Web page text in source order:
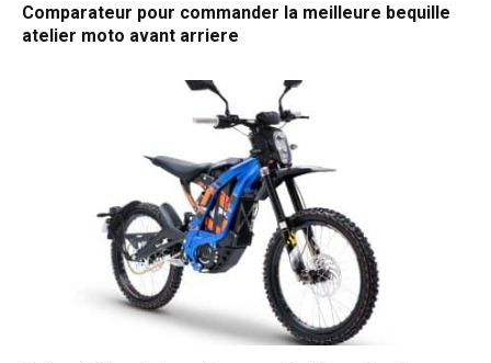
Comparateur pour commander la meilleure bequille
atelier moto avant arriere